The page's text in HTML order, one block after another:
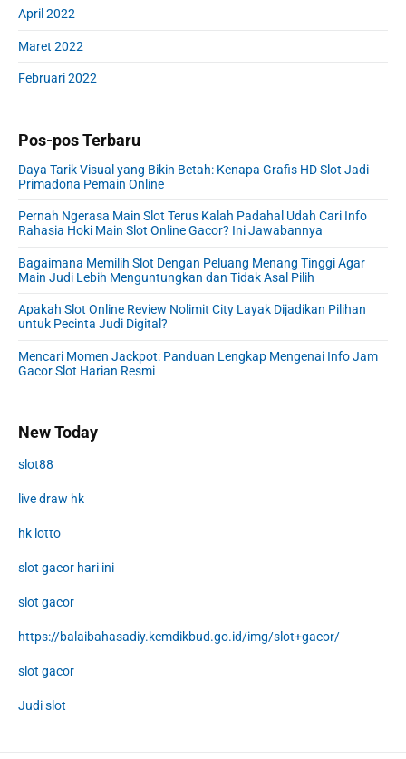
April 2022
Maret 2022
Februari 2022
Pos-pos Terbaru
Daya Tarik Visual yang Bikin Betah: Kenapa Grafis HD Slot Jadi
Primadona Pemain Online
Pernah Ngerasa Main Slot Terus Kalah Padahal Udah Cari Info
Rahasia Hoki Main Slot Online Gacor? Ini Jawabannya
Bagaimana Memilih Slot Dengan Peluang Menang Tinggi Agar
Main Judi Lebih Menguntungkan dan Tidak Asal Pilih
Apakah Slot Online Review Nolimit City Layak Dijadikan Pilihan
untuk Pecinta Judi Digital?
Mencari Momen Jackpot: Panduan Lengkap Mengenai Info Jam
Gacor Slot Harian Resmi
New Today
slot88
live draw hk
hk lotto
slot gacor hari ini
slot gacor
https://balaibahasadiy.kemdikbud.go.id/img/slot+gacor/
slot gacor
Judi slot